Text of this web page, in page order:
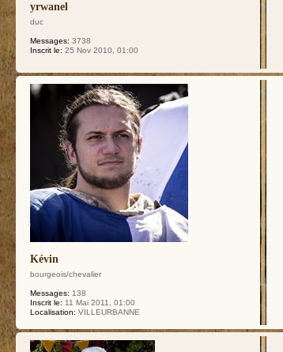
yrwanel
duc
Messages: 3738
Inscrit le: 25 Nov 2010, 01:00
Kévin
bourgeois/chevalier
Messages: 138
Inscrit le: 11 Mai 2011, 01:00
Localisation: VILLEURBANNE